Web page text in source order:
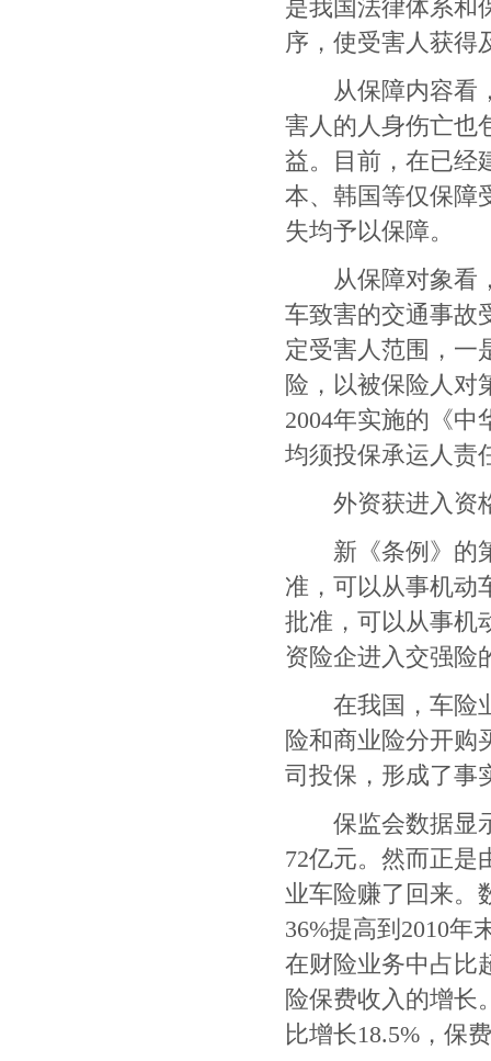
是我国法律体系和
序，使受害人获得
从保障内容看，
害人的人身伤亡也
益。目前，在已经
本、韩国等仅保障
失均予以保障。
从保障对象看，
车致害的交通事故
定受害人范围，一
险，以被保险人对
2004年实施的《中
均须投保承运人责
外资获进入资
新《条例》的第
准，可以从事机动
批准，可以从事机
资险企进入交强险
在我国，车险业
险和商业险分开购
司投保，形成了事
保监会数据显
72亿元。然而正是
业车险赚了回来。
36%提高到 2010年
在财险业务中占比
险保费收入的增长
比增长18.5% ，保